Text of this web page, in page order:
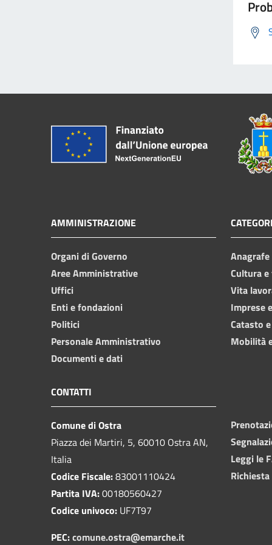
AMMINISTRAZIONE
Organi di Governo
Aree Amministrative
Uffici
Enti e fondazioni
Politici
Personale Amministrativo
Documenti e dati
Cultura
Vita
Imprese
Catasto
Mobilità
CONTATTI
Comune di Ostra
Piazza dei Martiri, 5, 60010 Ostra AN,
Italia
Codice Fiscale:83001110424
Partita IVA:00180560427
Codice univoco: UF7T97
PEC:comune.ostra@emarche.it
Leggi le